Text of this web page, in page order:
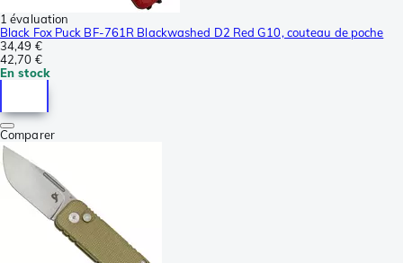
1 évaluation
Black Fox Puck BF-761R Blackwashed D2 Red G10, couteau de poche
34,49 €
42,70 €
En stock
Comparer